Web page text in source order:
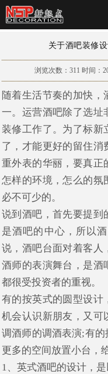
关于酒吧装修
浏览次数： 311 时间：
随着生活节奏的加快，
一。运营酒吧除了选址
装修工作了。为了标新
了，才能更好的留住消
重外表的华丽，要真正
怎样的环境，怎么的氛
必不可少的。
说到酒吧，首先要提到
是酒吧的中心，所以
说，酒吧台面对着客人
酒师的表演舞台，是酒
都很受投资者的重视。
有的按英式的圆型设计
机会认识新朋友，又可
调酒师的调酒表演;有
更多的空间放置小台，
1、英式酒吧的设计，